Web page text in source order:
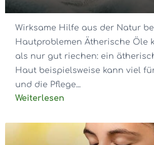
Wirksame Hilfe aus der Natur
Hautproblemen Ätherische Öle
als nur gut riechen: ein
Haut beispielsweise kann viel
und die Pflege...
Weiterlesen